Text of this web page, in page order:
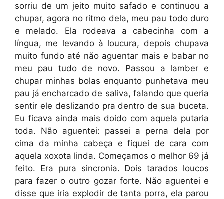
sorriu de um jeito muito safado e continuou a
chupar, agora no ritmo dela, meu pau todo duro
e melado. Ela rodeava a cabecinha com a
língua, me levando à loucura, depois chupava
muito fundo até não aguentar mais e babar no
meu pau tudo de novo. Passou a lamber e
chupar minhas bolas enquanto punhetava meu
pau já encharcado de saliva, falando que queria
sentir ele deslizando pra dentro de sua buceta.
Eu ficava ainda mais doido com aquela putaria
toda. Não aguentei: passei a perna dela por
cima da minha cabeça e fiquei de cara com
aquela xoxota linda. Começamos o melhor 69 já
feito. Era pura sincronia. Dois tarados loucos
para fazer o outro gozar forte. Não aguentei e
disse que iria explodir de tanta porra, ela parou